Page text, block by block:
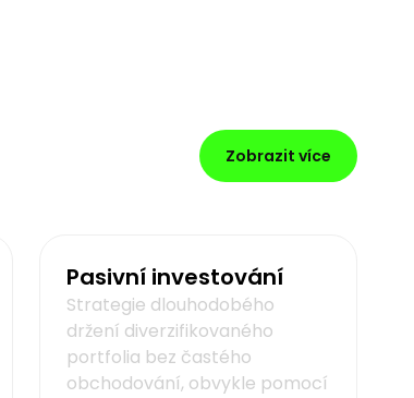
Zobrazit více
Pasivní investování
Strategie dlouhodobého
držení diverzifikovaného
portfolia bez častého
obchodování, obvykle pomocí